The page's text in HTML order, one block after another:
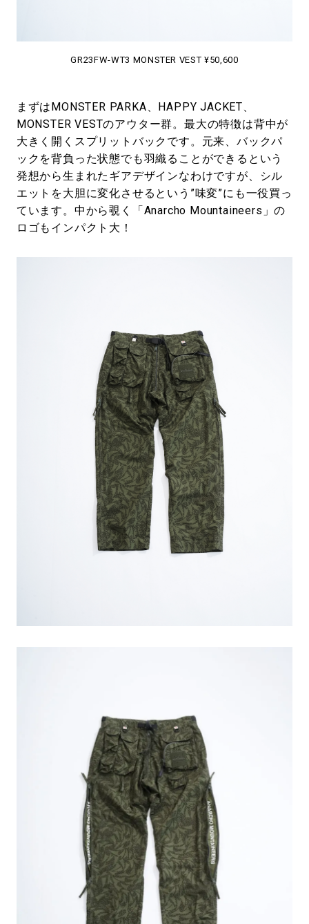
GR23FW-WT3 MONSTER VEST ¥50,600
まずはMONSTER PARKA、HAPPY JACKET、
MONSTER VESTのアウター群。最大の特徴は背中が
大きく開くスプリットバックです。元来、バックパ
ックを背負った状態でも羽織ることができるという
発想から生まれたギアデザインなわけですが、シル
エットを大胆に変化させるという”味変”にも一役買っ
ています。中から覗く「Anarcho Mountaineers」の
ロゴもインパクト大！